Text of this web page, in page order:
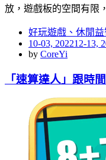
放，遊戲板的空間有限
好玩遊戲、休閒益
Posted
on
10-03, 202212-13,
by CoreYi
「速算達人」跟時